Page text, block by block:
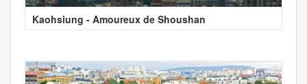
Kaohsiung - Amoureux de Shoushan